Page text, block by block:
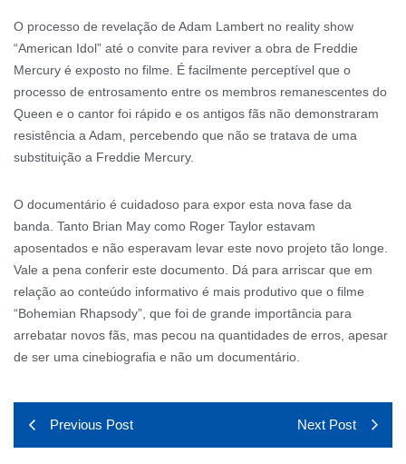
O processo de revelação de Adam Lambert no reality show
“American Idol” até o convite para reviver a obra de Freddie
Mercury é exposto no filme. É facilmente perceptível que o
processo de entrosamento entre os membros remanescentes do
Queen e o cantor foi rápido e os antigos fãs não demonstraram
resistência a Adam, percebendo que não se tratava de uma
substituição a Freddie Mercury.
O documentário é cuidadoso para expor esta nova fase da
banda. Tanto Brian May como Roger Taylor estavam
aposentados e não esperavam levar este novo projeto tão longe.
Vale a pena conferir este documento. Dá para arriscar que em
relação ao conteúdo informativo é mais produtivo que o filme
“Bohemian Rhapsody”, que foi de grande importância para
arrebatar novos fãs, mas pecou na quantidades de erros, apesar
de ser uma cinebiografia e não um documentário.
Previous Post Next Post